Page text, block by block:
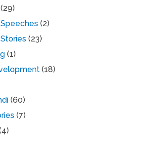
(2)
(23)
(1)
(18)
(60)
(7)